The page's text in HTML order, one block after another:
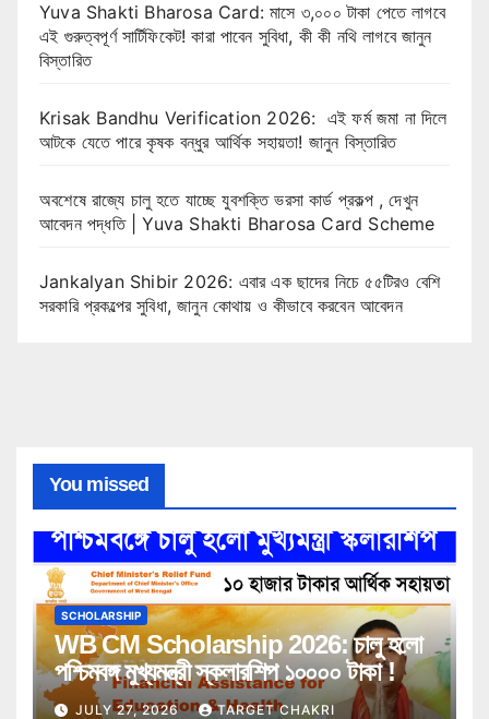
Yuva Shakti Bharosa Card: মাসে ৩,০০০ টাকা পেতে লাগবে
এই গুরুত্বপূর্ণ সার্টিফিকেট! কারা পাবেন সুবিধা, কী কী নথি লাগবে জানুন
বিস্তারিত
Krisak Bandhu Verification 2026: এই ফর্ম জমা না দিলে
আটকে যেতে পারে কৃষক বন্ধুর আর্থিক সহায়তা! জানুন বিস্তারিত
অবশেষে রাজ্যে চালু হতে যাচ্ছে যুবশক্তি ভরসা কার্ড প্রকল্প , দেখুন
আবেদন পদ্ধতি | Yuva Shakti Bharosa Card Scheme
Jankalyan Shibir 2026: এবার এক ছাদের নিচে ৫৫টিরও বেশি
সরকারি প্রকল্পের সুবিধা, জানুন কোথায় ও কীভাবে করবেন আবেদন
You missed
SCHOLARSHIP
WB CM Scholarship 2026: চালু হলো
পশ্চিমবঙ্গ মুখ্যমন্ত্রী স্কলারশিপ ১০০০০ টাকা !
JULY 27, 2026 TARGET CHAKRI